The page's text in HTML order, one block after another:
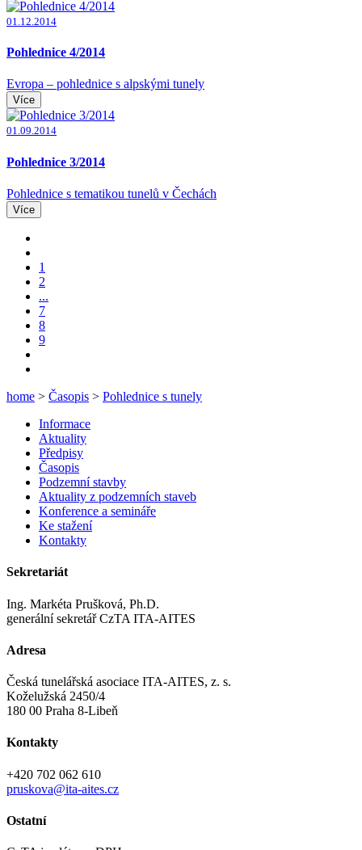
01.12.2014
Pohlednice 4/2014
Evropa – pohlednice s alpskými tunely
Více
01.09.2014
Pohlednice 3/2014
Pohlednice s tematikou tunelů v Čechách
Více
1
2
...
7
8
9
home > Časopis > Pohlednice s tunely
Informace
Aktuality
Předpisy
Časopis
Podzemní stavby
Aktuality z podzemních staveb
Konference a semináře
Ke stažení
Kontakty
Sekretariát
Ing. Markéta Prušková, Ph.D.
generální sekretář CzTA ITA-AITES
Adresa
Česká tunelářská asociace ITA-AITES, z. s.
Koželužská 2450/4
180 00 Praha 8-Libeň
Kontakty
+420 702 062 610
pruskova@ita-aites.cz
Ostatní